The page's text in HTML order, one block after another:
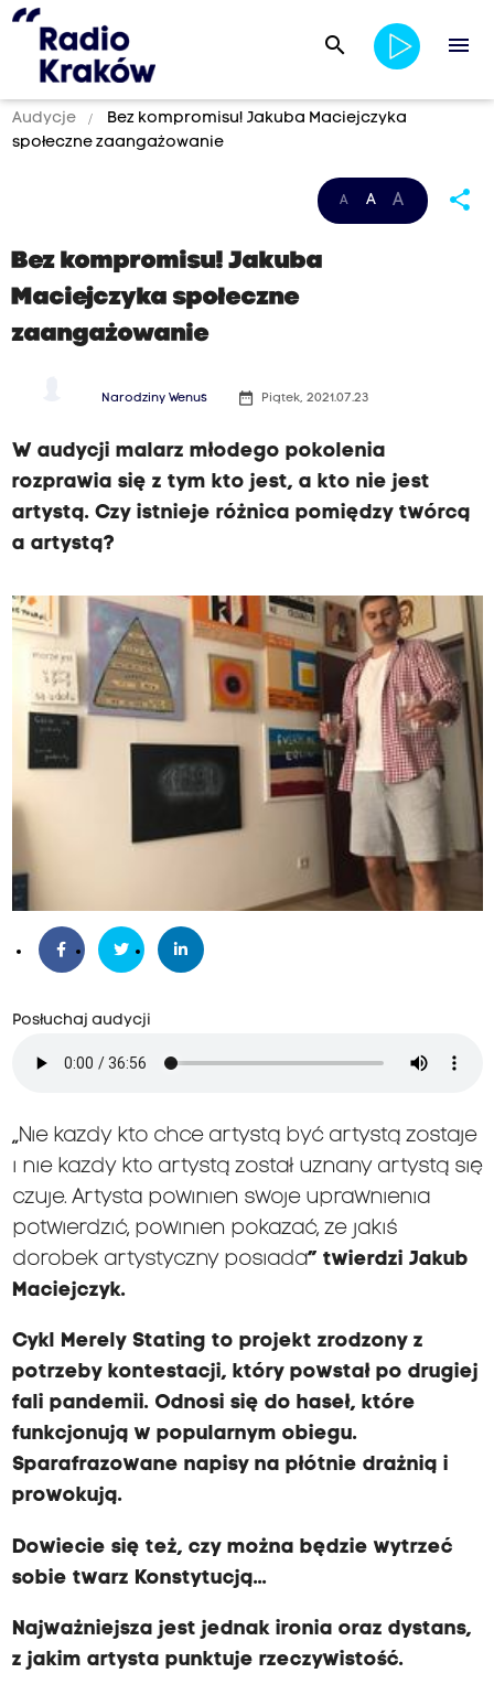
search menu
Audycje
Bez kompromisu! Jakuba Maciejczyka
społeczne zaangażowanie
A A A share
Bez kompromisu! Jakuba
Maciejczyka społeczne
zaangażowanie
Narodziny Wenus date_range Piątek, 2021.07.23
W audycji malarz młodego pokolenia
rozprawia się z tym kto jest, a kto nie jest
artystą. Czy istnieje różnica pomiędzy twórcą
a artystą?
Posłuchaj audycji
„Nie każdy kto chce artystą być artystą zostaje
i nie każdy kto artystą został uznany artystą się
czuje. Artysta powinien swoje uprawnienia
potwierdzić, powinien pokazać, że jakiś
dorobek artystyczny posiada” twierdzi Jakub
Maciejczyk.
Cykl Merely Stating to projekt zrodzony z
potrzeby kontestacji, który powstał po drugiej
fali pandemii. Odnosi się do haseł, które
funkcjonują w popularnym obiegu.
Sparafrazowane napisy na płótnie drażnią i
prowokują.
Dowiecie się też, czy można będzie wytrzeć
sobie twarz Konstytucją...
Najważniejsza jest jednak ironia oraz dystans,
z jakim artysta punktuje rzeczywistość.